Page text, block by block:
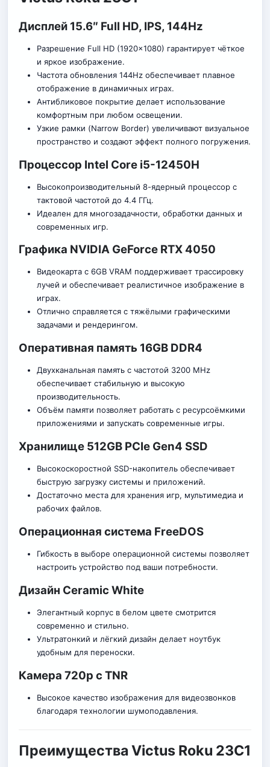
Дисплей 15.6″ Full HD, IPS, 144Hz
Разрешение Full HD (1920×1080) гарантирует чёткое
и яркое изображение.
Частота обновления 144Hz обеспечивает плавное
отображение в динамичных играх.
Антибликовое покрытие делает использование
комфортным при любом освещении.
Узкие рамки (Narrow Border) увеличивают визуальное
пространство и создают эффект полного погружения.
Процессор Intel Core i5-12450H
Высокопроизводительный 8-ядерный процессор с
тактовой частотой до 4.4 ГГц.
Идеален для многозадачности, обработки данных и
современных игр.
Графика NVIDIA GeForce RTX 4050
Видеокарта с 6GB VRAM поддерживает трассировку
лучей и обеспечивает реалистичное изображение в
играх.
Отлично справляется с тяжёлыми графическими
задачами и рендерингом.
Оперативная память 16GB DDR4
Двухканальная память с частотой 3200 MHz
обеспечивает стабильную и высокую
производительность.
Объём памяти позволяет работать с ресурсоёмкими
приложениями и запускать современные игры.
Хранилище 512GB PCIe Gen4 SSD
Высокоскоростной SSD-накопитель обеспечивает
быструю загрузку системы и приложений.
Достаточно места для хранения игр, мультимедиа и
рабочих файлов.
Операционная система FreeDOS
Гибкость в выборе операционной системы позволяет
настроить устройство под ваши потребности.
Дизайн Ceramic White
Элегантный корпус в белом цвете смотрится
современно и стильно.
Ультратонкий и лёгкий дизайн делает ноутбук
удобным для переноски.
Камера 720p с TNR
Высокое качество изображения для видеозвонков
благодаря технологии шумоподавления.
Преимущества Victus Roku 23C1